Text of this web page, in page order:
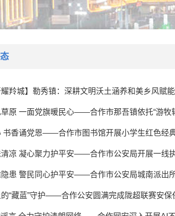
耀羚城】勒秀镇：深耕文明沃土涵养和美乡风赋
原 一面党旗暖民心——合作市那吾镇依托“游牧
书香诵党恩——合作市图书馆开展小学生红色经
清凉 凝心聚力护平安——合作市公安局开展一线
隐患 警民同心护平安——合作市公安局城南派出
“藏蓝”守护——合作公安圆满完成陇超联赛安保